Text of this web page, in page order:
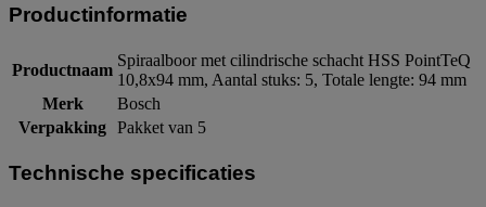
Productinformatie
Productnaam
Spiraalboor met cilindrische schacht HSS PointTeQ
10,8x94 mm, Aantal stuks: 5, Totale lengte: 94 mm
Merk
Bosch
Verpakking Pakket van 5
Technische specificaties